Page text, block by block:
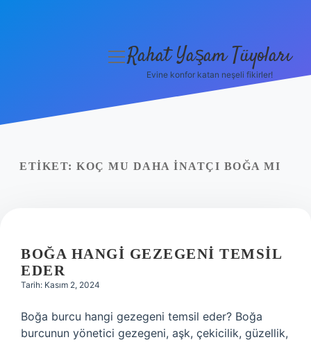
Yasal Uyarı
menüyü
Rahat Yaşam Tüyoları
Evine konfor katan neşeli fikirler!
ETIKET: KOÇ MU DAHA INATÇI BOĞA MI
BOĞA HANGI GEZEGENI TEMSIL
EDER
Tarih: Kasım 2, 2024
Boğa burcu hangi gezegeni temsil eder? Boğa
burcunun yönetici gezegeni, aşk, çekicilik, güzellik,